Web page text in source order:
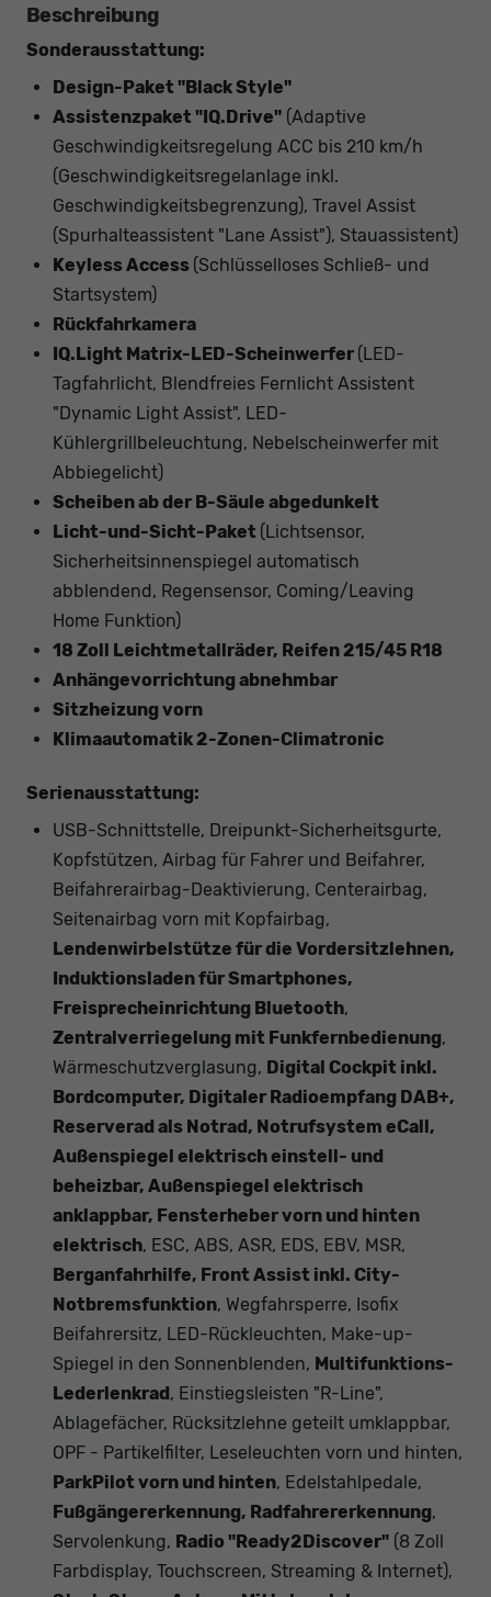
Beschreibung
Sonderausstattung:
Design-Paket "Black Style"
Assistenzpaket "IQ.Drive" (Adaptive
Geschwindigkeitsregelung ACC bis 210 km/h
(Geschwindigkeitsregelanlage inkl.
Geschwindigkeitsbegrenzung), Travel Assist
(Spurhalteassistent "Lane Assist"), Stauassistent)
Keyless Access (Schlüsselloses Schließ- und
Startsystem)
Rückfahrkamera
IQ.Light Matrix-LED-Scheinwerfer (LED-
Tagfahrlicht, Blendfreies Fernlicht Assistent
"Dynamic Light Assist", LED-
Kühlergrillbeleuchtung, Nebelscheinwerfer mit
Abbiegelicht)
Scheiben ab der B-Säule abgedunkelt
Licht-und-Sicht-Paket (Lichtsensor,
Sicherheitsinnenspiegel automatisch
abblendend, Regensensor, Coming/Leaving
Home Funktion)
18 Zoll Leichtmetallräder, Reifen 215/45 R18
Anhängevorrichtung abnehmbar
Sitzheizung vorn
Klimaautomatik 2-Zonen-Climatronic
Serienausstattung:
USB-Schnittstelle, Dreipunkt-Sicherheitsgurte,
Kopfstützen, Airbag für Fahrer und Beifahrer,
Beifahrerairbag-Deaktivierung, Centerairbag,
Seitenairbag vorn mit Kopfairbag,
Lendenwirbelstütze für die Vordersitzlehnen,
Induktionsladen für Smartphones,
Freisprecheinrichtung Bluetooth,
Zentralverriegelung mit Funkfernbedienung,
Wärmeschutzverglasung, Digital Cockpit inkl.
Bordcomputer, Digitaler Radioempfang DAB+,
Reserverad als Notrad, Notrufsystem eCall,
Außenspiegel elektrisch einstell- und
beheizbar, Außenspiegel elektrisch
anklappbar, Fensterheber vorn und hinten
elektrisch, ESC, ABS, ASR, EDS, EBV, MSR,
Berganfahrhilfe, Front Assist inkl. City-
Notbremsfunktion, Wegfahrsperre, Isofix
Beifahrersitz, LED-Rückleuchten, Make-up-
Spiegel in den Sonnenblenden, Multifunktions-
Lederlenkrad , Einstiegsleisten "R-Line",
Ablagefächer, Rücksitzlehne geteilt umklappbar,
OPF - Partikelfilter, Leseleuchten vorn und hinten,
ParkPilot vorn und hinten, Edelstahlpedale,
Fußgängererkennung, Radfahrererkennung,
Servolenkung, Radio "Ready2Discover" (8 Zoll
Farbdisplay, Touchscreen, Streaming & Internet),